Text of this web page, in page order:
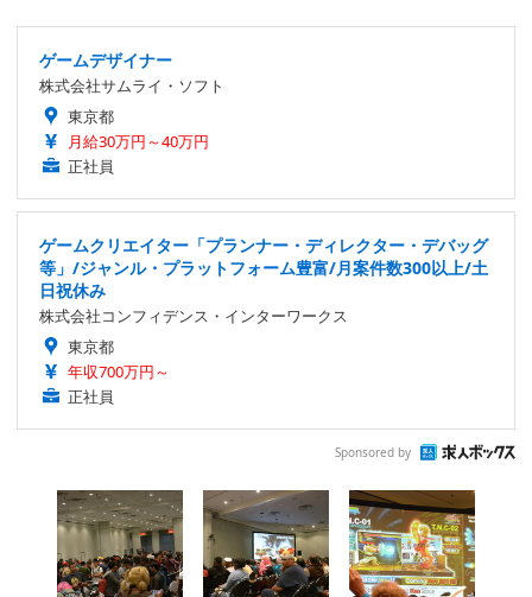
ゲームデザイナー
株式会社サムライ・ソフト
東京都
月給30万円～40万円
正社員
ゲームクリエイター「プランナー・ディレクター・デバッグ
等」/ジャンル・プラットフォーム豊富/月案件数300以上/土
日祝休み
株式会社コンフィデンス・インターワークス
東京都
年収700万円～
正社員
Sponsored by